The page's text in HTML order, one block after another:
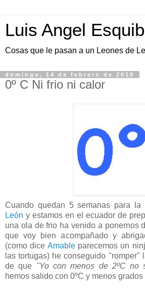
Luis Angel
Cosas que le pasan a un Leones de
domingo, 14 de febrero de 2010
0º C Ni frio ni calor
Cuando quedan 5 semanas para la
León y estamos en el ecuador de
una ola de frio ha venido a ponernos
que voy bien acompañado y
(como dice Amableparecemos un
las tortugas) he conseguido "romper"
de que "Yo con menos de 2ºC no
hemos salido con 0ºC y menos